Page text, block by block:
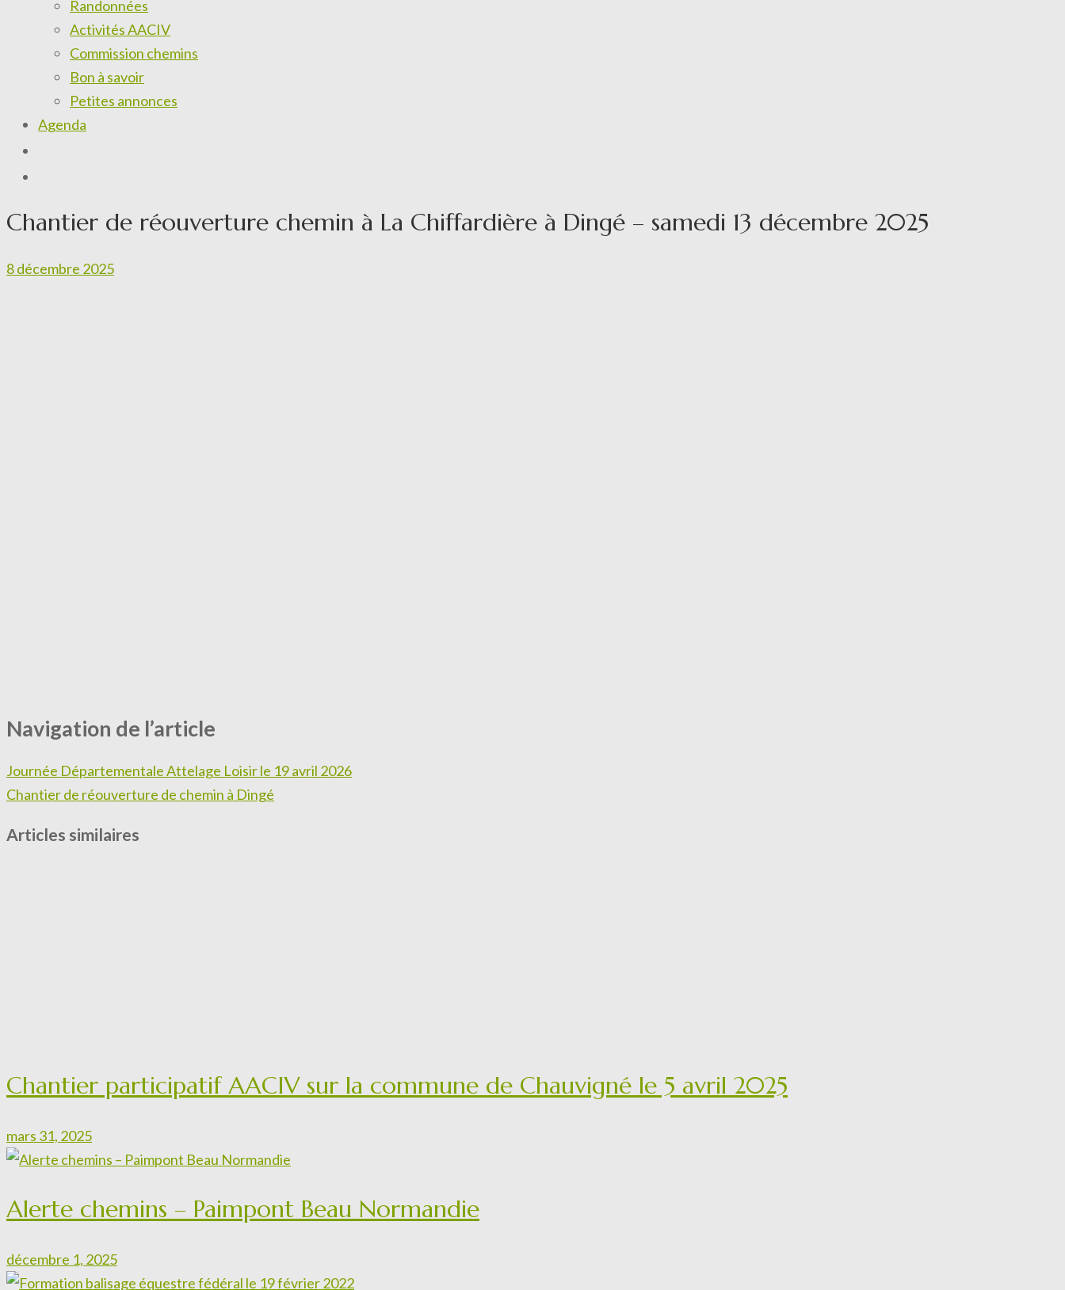
Randonnées
Activités AACIV
Commission chemins
Bon à savoir
Petites annonces
Agenda
Chantier de réouverture chemin à La Chiffardière à Dingé – samedi 13 décembre 2025
8 décembre 2025
Navigation de l’article
Journée Départementale Attelage Loisir le 19 avril 2026
Chantier de réouverture de chemin à Dingé
Articles similaires
Chantier participatif AACIV sur la commune de Chauvigné le 5 avril 2025
mars 31, 2025
Alerte chemins – Paimpont Beau Normandie
décembre 1, 2025